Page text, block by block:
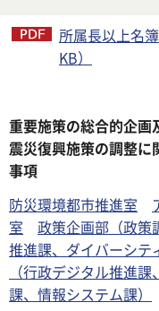
所属長以上名
KB）
重要施策の総合的企画
震災復興施策の調整に
事項
防災環境都市推進室
室
政策企画部（政策
推進課、ダイバーシテ
（行政デジタル推進
課、情報システム課）